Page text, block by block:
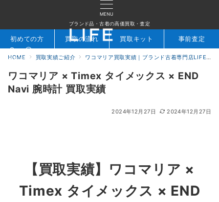
MENU
ブランド品・古着の高価買取・査定
検索 お問合せ
初めての方 買取の流れ 買取キット 事前査定
HOME 買取実績ご紹介 ワコマリア買取実績｜ブランド古着専門店LIFE
ワコマリア × Timex タイメックス × END
Navi 腕時計 買取実績
2024年12月27日 2024年12月27日
【買取実績】 ワコマリア ×
Timex タイメックス × END